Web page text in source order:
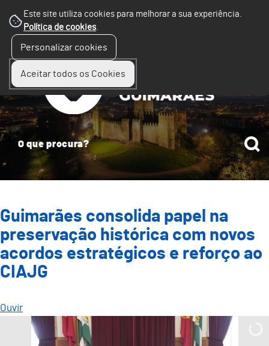
Este site utiliza cookies para melhorar a sua experiência.
Política de cookies.
Personalizar cookies
Aceitar todos os Cookies
Guimarães consolida papel na
preservação histórica com novos
acordos estratégicos e reforço ao
CIAJG
Ouvir